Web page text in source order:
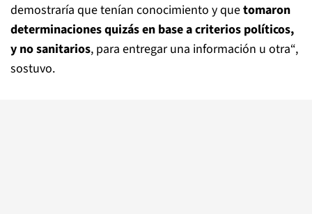
demostraría que tenían conocimiento y quetomaron
determinaciones quizás en base a criterios políticos,
y no sanitarios, para entregar una información u otra“,
sostuvo.